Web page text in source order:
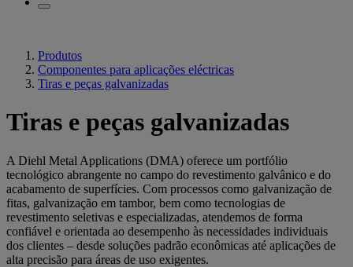
Produtos
Componentes para aplicações eléctricas
Tiras e peças galvanizadas
Tiras e peças galvanizadas
A Diehl Metal Applications (DMA) oferece um portfólio
tecnológico abrangente no campo do revestimento galvânico e do
acabamento de superfícies. Com processos como galvanização de
fitas, galvanização em tambor, bem como tecnologias de
revestimento seletivas e especializadas, atendemos de forma
confiável e orientada ao desempenho às necessidades individuais
dos clientes – desde soluções padrão econômicas até aplicações de
alta precisão para áreas de uso exigentes.